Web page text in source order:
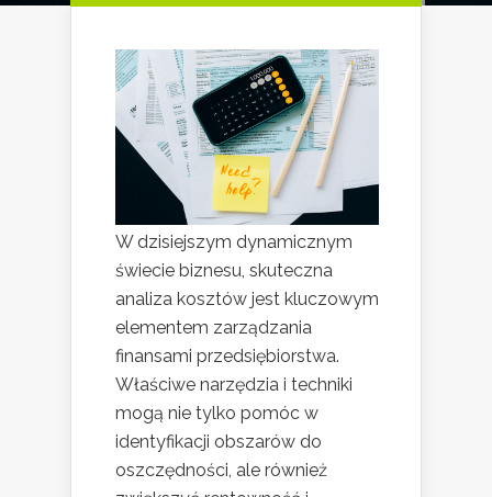
W dzisiejszym dynamicznym
świecie biznesu, skuteczna
analiza kosztów jest kluczowym
elementem zarządzania
finansami przedsiębiorstwa.
Właściwe narzędzia i techniki
mogą nie tylko pomóc w
identyfikacji obszarów do
oszczędności, ale również